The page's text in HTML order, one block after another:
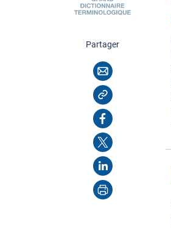
Partagercette page
Courriel
Copier l'adresse
Facebook
X
LinkedIn
Imprimer